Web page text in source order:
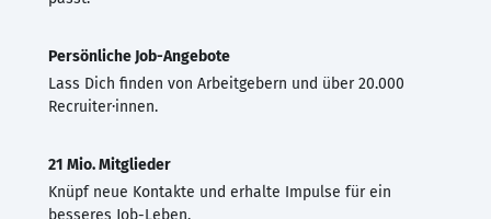
Persönliche Job-Angebote
Lass Dich finden von Arbeitgebern und über 20.000
Recruiter·innen.
21 Mio. Mitglieder
Knüpf neue Kontakte und erhalte Impulse für ein
besseres Job-Leben.